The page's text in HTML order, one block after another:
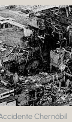
Chernóbil